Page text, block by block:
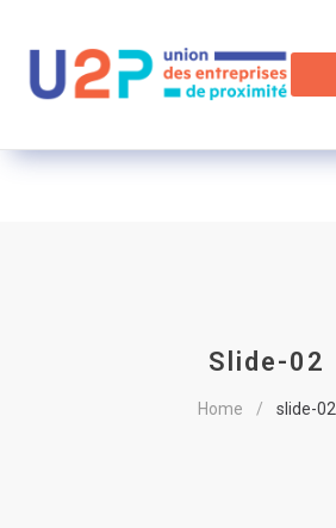
Slide-02
Home slide-02